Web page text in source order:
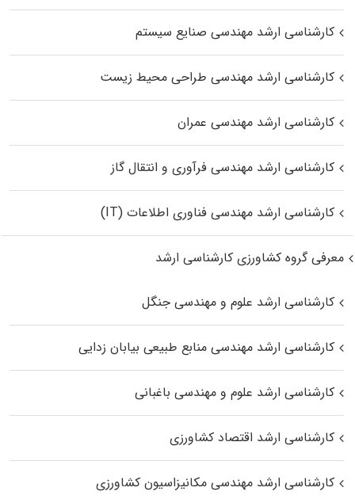
کارشناسی ارشد مهندسی صنایع سیستم
کارشناسی ارشد مهندسی طراحی محیط زیست
کارشناسی ارشد مهندسی عمران
کارشناسی ارشد مهندسی فرآوری و انتقال گاز
کارشناسی ارشد مهندسی فناوری اطلاعات (IT)
معرفی گروه کشاورزی کارشناسی ارشد
کارشناسی ارشد علوم و مهندسی جنگل
کارشناسی ارشد مهندسی منابع طبیعی بیابان زدایی
کارشناسی ارشد علوم و مهندسی باغبانی
کارشناسی ارشد اقتصاد کشاورزی
کارشناسی ارشد مهندسی مکانیزاسیون کشاورزی